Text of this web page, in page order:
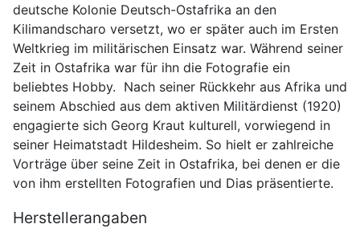
deutsche Kolonie Deutsch-Ostafrika an den
Kilimandscharo versetzt, wo er später auch im Ersten
Weltkrieg im militärischen Einsatz war. Während seiner
Zeit in Ostafrika war für ihn die Fotografie ein
beliebtes Hobby.  Nach seiner Rückkehr aus Afrika und
seinem Abschied aus dem aktiven Militärdienst (1920)
engagierte sich Georg Kraut kulturell, vorwiegend in
seiner Heimatstadt Hildesheim. So hielt er zahlreiche
Vorträge über seine Zeit in Ostafrika, bei denen er die
von ihm erstellten Fotografien und Dias präsentierte.
Herstellerangaben